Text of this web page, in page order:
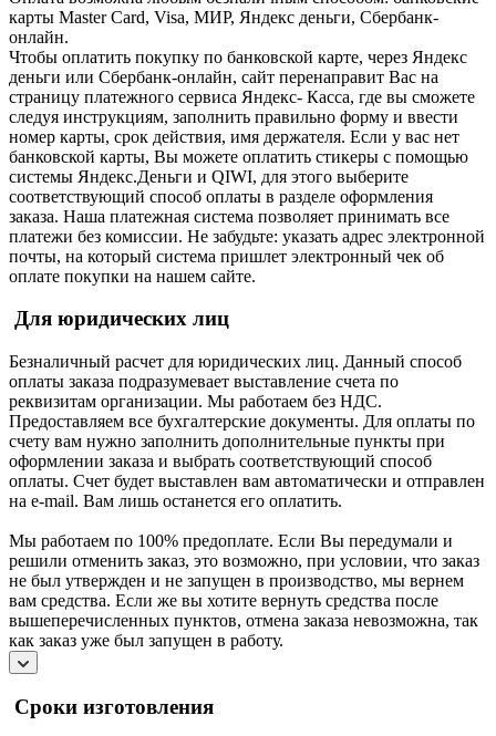
карты Master Card, Visa, МИР, Яндекс деньги, Сбербанк-
онлайн.
Чтобы оплатить покупку по банковской карте, через Яндекс
деньги или Сбербанк-онлайн, сайт перенаправит Вас на
страницу платежного сервиса Яндекс- Касса, где вы сможете
следуя инструкциям, заполнить правильно форму и ввести
номер карты, срок действия, имя держателя. Если у вас нет
банковской карты, Вы можете оплатить стикеры с помощью
системы Яндекс.Деньги и QIWI, для этого выберите
соответствующий способ оплаты в разделе оформления
заказа. Наша платежная система позволяет принимать все
платежи без комиссии. Не забудьте: указать адрес электронной
почты, на который система пришлет электронный чек об
оплате покупки на нашем сайте.
Для юридических лиц
Безналичный расчет для юридических лиц. Данный способ
оплаты заказа подразумевает выставление счета по
реквизитам организации. Мы работаем без НДС.
Предоставляем все бухгалтерские документы. Для оплаты по
счету вам нужно заполнить дополнительные пункты при
оформлении заказа и выбрать соответствующий способ
оплаты. Счет будет выставлен вам автоматически и отправлен
на e-mail. Вам лишь останется его оплатить.
Мы работаем по 100% предоплате. Если Вы передумали и
решили отменить заказ, это возможно, при условии, что заказ
не был утвержден и не запущен в производство, мы вернем
вам средства. Если же вы хотите вернуть средства после
вышеперечисленных пунктов, отмена заказа невозможна, так
как заказ уже был запущен в работу.
Сроки изготовления